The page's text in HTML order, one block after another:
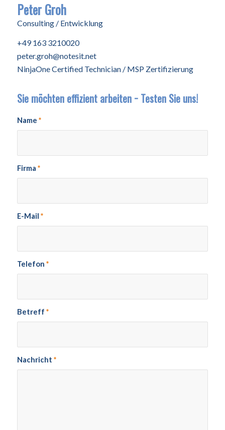
Peter Groh
Consulting / Entwicklung
+49 163 3210020
peter.groh@notesit.net
NinjaOne Certified Technician / MSP Zertifizierung
Sie möchten effizient arbeiten − Testen Sie uns!
Name *
Firma *
E-Mail *
Telefon *
Betreff *
Nachricht *